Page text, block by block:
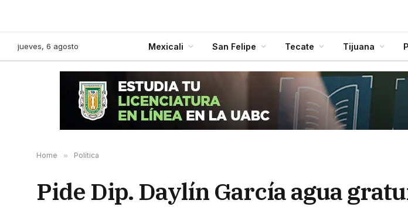
jueves, 6 agosto Mexicali San Felipe Tecate Tijuana
Home » Política
Pide Dip. Daylín García agua